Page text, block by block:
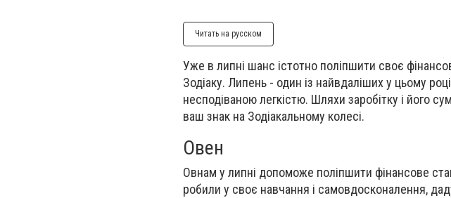
Читать на русском
Уже в липні шанс істотно поліпшити своє
Зодіаку. Липень - один із найвдаліших у цьому
несподіваною легкістю. Шляхи заробітку і його
ваш знак на Зодіакальному колесі.
Овен
Овнам у липні допоможе поліпшити фінансове
робили у своє навчання і самовдосконалення,